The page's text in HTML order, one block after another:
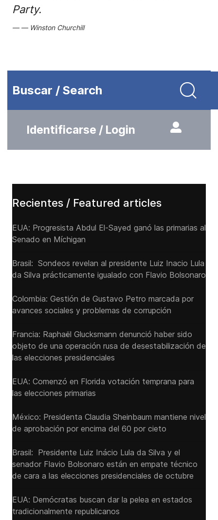
Party.
Winston Churchill
Buscar / Search
Identificarse / Login
Recientes / Featured articles
EUA: Progresista Abdul El-Sayed ganó las primarias al
Senado ‌en Míchigan
Brasil: Sondeos revelan al presidente Luiz Inacio Lula
da Silva prácticamente igualado con Flavio Bolsonaro
Colombia: Gestión de Gustavo Petro marcada por
avances sociales y problemas de corrupción
Francia: Raphaël Glucksmann denunció haber sido
objeto de una operación rusa de desestabilización de
las elecciones presidenciales
EUA: Comenzó en Florida votación temprana para
las elecciones primarias
México: Presidenta Claudia Sheinbaum mantiene nivel
de aprobación por encima del 60 por cieto
Brasil: Presidente Luiz Inácio Lula da Silva y el
senador Flavio ‌Bolsonaro están en empate técnico
de cara a las ‌elecciones presidenciales de octubre
EUA: Demócratas buscan dar la pelea en estados
tradicionalmente republicanos